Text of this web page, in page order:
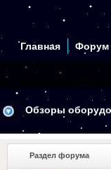
Главная Форум
Обзоры
Раздел форума